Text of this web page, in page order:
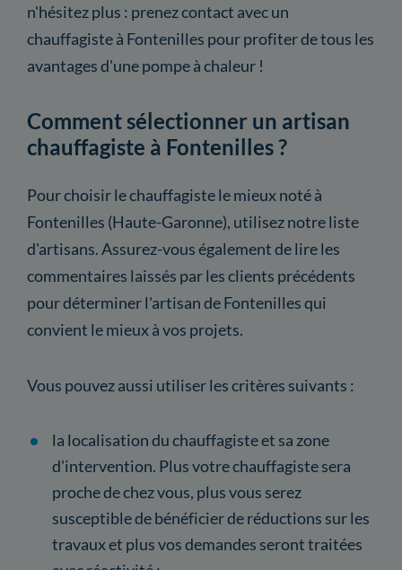
n'hésitez plus : prenez contact avec un
chauffagiste à Fontenilles pour profiter de tous les
avantages d'une pompe à chaleur !
Comment sélectionner un artisan
chauffagiste à Fontenilles ?
Pour choisir le chauffagiste le mieux noté à
Fontenilles (Haute-Garonne), utilisez notre liste
d'artisans. Assurez-vous également de lire les
commentaires laissés par les clients précédents
pour déterminer l'artisan de Fontenilles qui
convient le mieux à vos projets.
Vous pouvez aussi utiliser les critères suivants :
la localisation du chauffagiste et sa zone
d'intervention. Plus votre chauffagiste sera
proche de chez vous, plus vous serez
susceptible de bénéficier de réductions sur les
travaux et plus vos demandes seront traitées